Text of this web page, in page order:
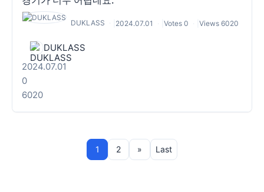
DUKLASS 2024.07.01 Votes 0 Views 6020
DUKLASS
2024.07.01
0
6020
1 2 » Last